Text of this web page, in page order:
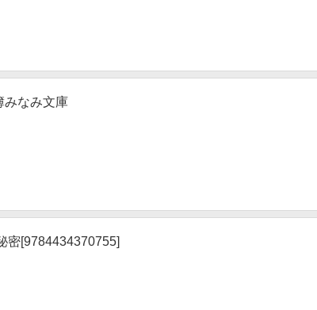
みなみ文庫
密[9784434370755]